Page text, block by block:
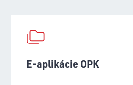
E-aplikácie OPK